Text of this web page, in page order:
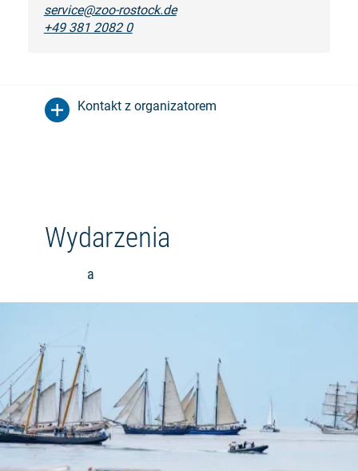
service@zoo-rostock.de
+49 381 2082 0
Kontakt z organizatorem
Wydarzenia
a